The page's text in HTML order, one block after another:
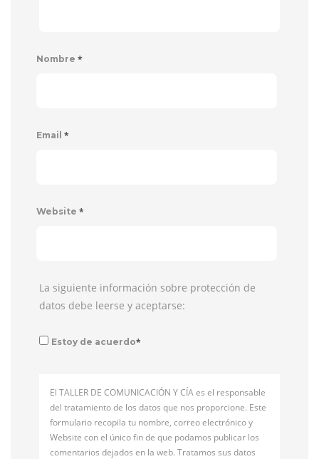
Nombre *
Email *
Website *
La siguiente información sobre protección de
datos debe leerse y aceptarse:
Estoy de acuerdo*
El TALLER DE COMUNICACIÓN Y CÍA es el responsable
del tratamiento de los datos que nos proporcione. Este
formulario recopila tu nombre, correo electrónico y
Website con el único fin de que podamos publicar los
comentarios dejados en la web. Tratamos sus datos